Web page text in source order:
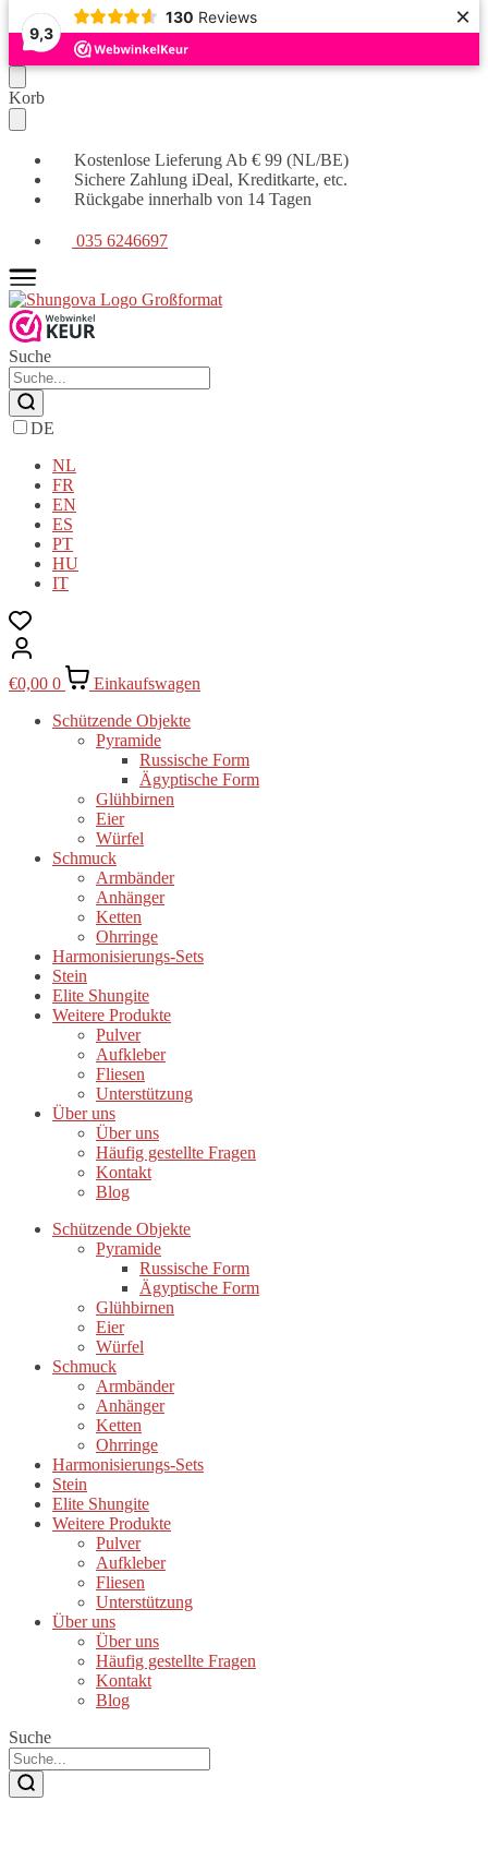
9,3
130 Reviews ×
Weiter
zur
Navigation
Zum
Inhalt
springen
Korb
Kostenlose Lieferung Ab € 99 (NL/BE)
Sichere Zahlung iDeal, Kreditkarte, etc.
Rückgabe innerhalb von 14 Tagen
035 6246697
Suche
DE
NL
FR
EN
ES
PT
HU
IT
€0,00 0
Einkaufswagen
Schützende Objekte
Pyramide
Russische Form
Ägyptische Form
Glühbirnen
Eier
Würfel
Schmuck
Armbänder
Anhänger
Ketten
Ohrringe
Harmonisierungs-Sets
Stein
Elite Shungite
Weitere Produkte
Pulver
Aufkleber
Fliesen
Unterstützung
Über uns
Über uns
Häufig gestellte Fragen
Kontakt
Blog
Schützende Objekte
Pyramide
Russische Form
Ägyptische Form
Glühbirnen
Eier
Würfel
Schmuck
Armbänder
Anhänger
Ketten
Ohrringe
Harmonisierungs-Sets
Stein
Elite Shungite
Weitere Produkte
Pulver
Aufkleber
Fliesen
Unterstützung
Über uns
Über uns
Häufig gestellte Fragen
Kontakt
Blog
Suche